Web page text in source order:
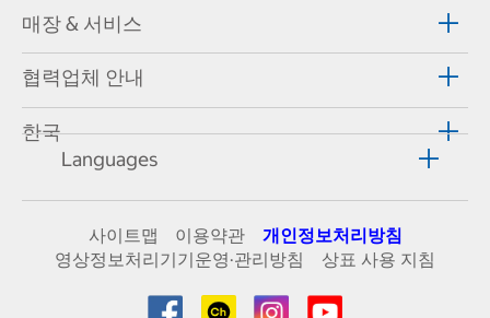
매장 & 서비스
협력업체 안내
한국
Languages
사이트맵 이용약관
개인정보처리방침
영상정보처리기기운영·관리방침
상표 사용 지침